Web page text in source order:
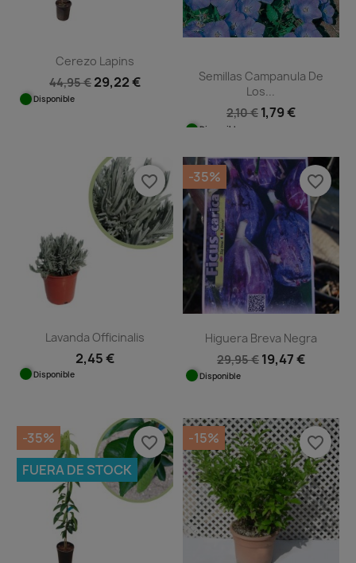
Cerezo Lapins
44,95 € 29,22 €
Disponible
Semillas Campanula De
Los...
2,10 € 1,79 €
Disponible
Lavanda Officinalis
2,45 €
Disponible
favorite_border
Higuera Breva Negra
29,95 € 19,47 €
Disponible
-35% favorite_border
-35%
FUERA DE STOCK
favorite_border -15% favorite_border